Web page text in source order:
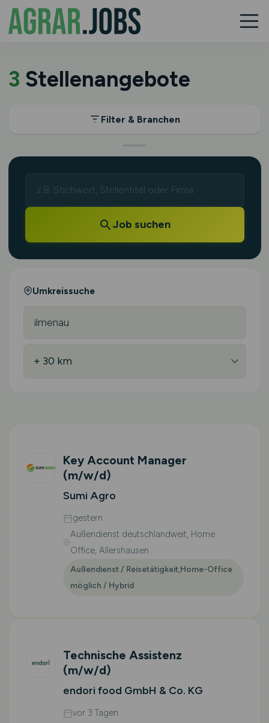
3 Stellenangebote
Filter & Branchen
Job suchen
Umkreissuche
Key Account Manager
(m/w/d)
Sumi Agro
gestern
Außendienst deutschlandweit, Home
Office, Allershausen
Außendienst / Reisetätigkeit,Home-Office
möglich / Hybrid
Technische Assistenz
(m/w/d)
endori food GmbH & Co. KG
vor 3 Tagen